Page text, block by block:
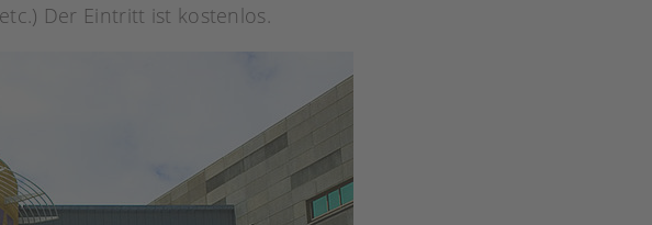
Der Eintritt ist kostenlos.